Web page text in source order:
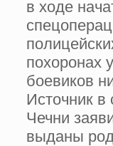
в ходе
похоронах
боевиков
Источник в
Чечни
выданы